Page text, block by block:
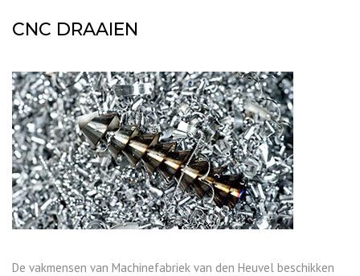
CNC DRAAIEN
De vakmensen van Machinefabriek van den Heuvel beschikken